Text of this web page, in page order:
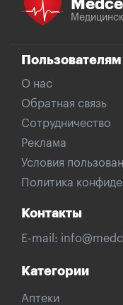
Пользователям
О нас
Обратная связь
Сотрудничество
Реклама
Условия
Политика
Контакты
E-mail:
Категории
Аптеки